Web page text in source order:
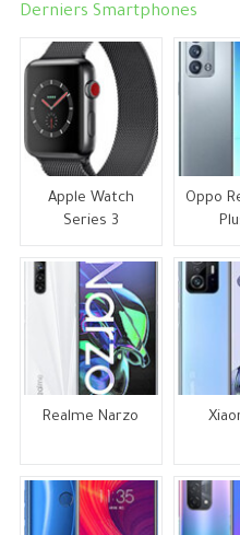
Derniers Smartphones
Apple Watch
Series 3
Oppo
Realme Narzo